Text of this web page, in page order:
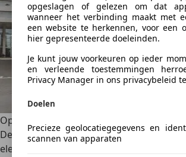
opgeslagen of gelezen om dat
wanneer het verbinding maakt met
een website te herkennen, voor een
hier gepresenteerde doeleinden.
Je kunt jouw voorkeuren op ieder
en verleende toestemmingen
Privacy Manager in ons privacybeleid
Doelen
Precieze geolocatiegegevens en
scannen van apparaten
Op de weg
Deze zesde generatie Micra is niet alleen
elektrisch wordt, maar ook de eerste die